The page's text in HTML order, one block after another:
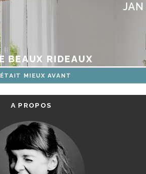
JAN
BEAUX RIDEAUX
MIEUX AVANT
A PROPOS